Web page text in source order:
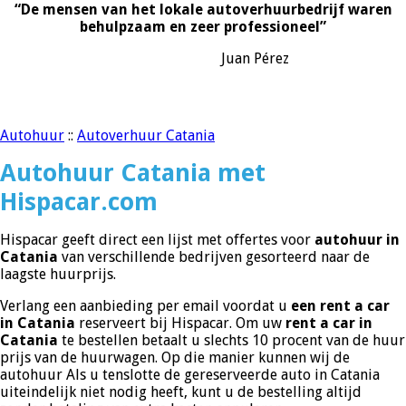
“De mensen van het lokale autoverhuurbedrijf waren
behulpzaam en zeer professioneel”
Juan Pérez
Autohuur :: Autoverhuur Catania
Autohuur Catania met
Hispacar.com
Hispacar geeft direct een lijst met offertes voor autohuur in
Catania van verschillende bedrijven gesorteerd naar de
laagste huurprijs.
Verlang een aanbieding per email voordat u een rent a car
in Catania reserveert bij Hispacar. Om uw rent a car in
Catania te bestellen betaalt u slechts 10 procent van de huur
prijs van de huurwagen. Op die manier kunnen wij de
autohuur Als u tenslotte de gereserveerde auto in Catania
uiteindelijk niet nodig heeft, kunt u de bestelling altijd